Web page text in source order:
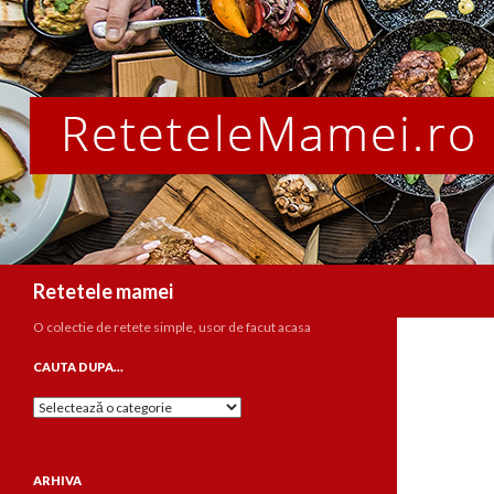
Retetele mamei
O colectie de retete simple, usor de facut acasa
CAUTA DUPA…
Cauta
ARHIVA